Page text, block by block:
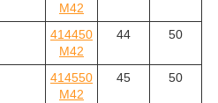
M42
414450
M42
44 50
414550
M42
45 50